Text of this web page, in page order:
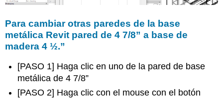
Para cambiar otras paredes de la base
metálica Revit pared de 4 7/8” a base de
madera 4 ½.”
[PASO 1] Haga clic en uno de la pared de base
metálica de 4 7/8”
[PASO 2] Haga clic con el mouse con el botón